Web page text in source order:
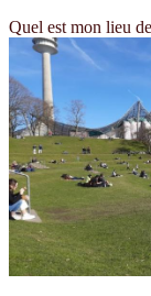
Quel est mon lieu